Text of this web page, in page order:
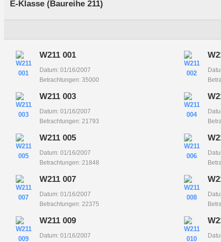
E-Klasse (Baureihe 211)
W211 001
Datum: 01/16/2007
Betrachtungen: 35000
W211 003
Datum: 01/16/2007
Betrachtungen: 21793
W211 005
Datum: 01/16/2007
Betrachtungen: 21848
W211 007
Datum: 01/16/2007
Betrachtungen: 22375
W211 009
Datum: 01/16/2007